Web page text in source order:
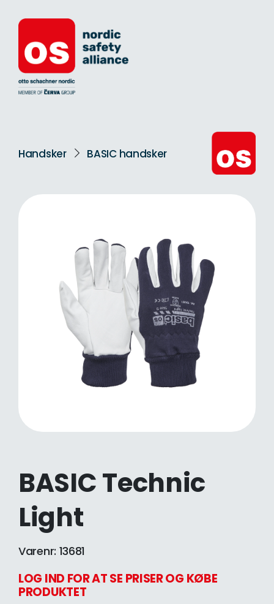
Handsker BASIC handsker
BASIC Technic
Light
Varenr: 13681
LOG IND FOR AT SE PRISER OG KØBE
PRODUKTET